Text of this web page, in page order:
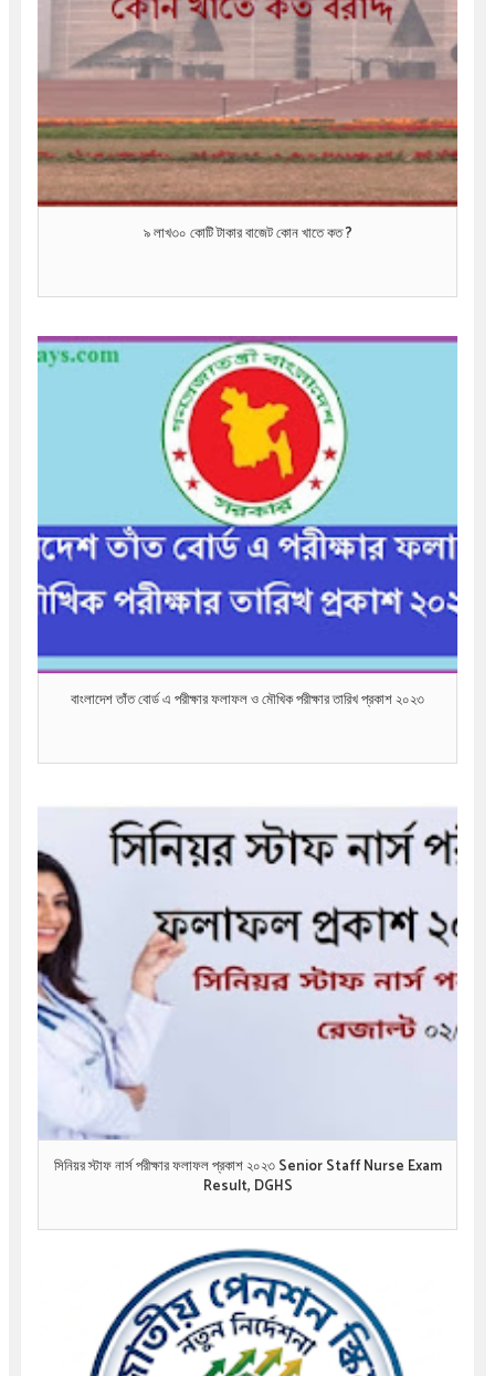
৯ লাখ৩০ কোটি টাকার বাজেট কোন খাতে কত ?
বাংলাদেশ তাঁত বোর্ড এ পরীক্ষার ফলাফল ও মৌখিক পরীক্ষার তারিখ প্রকাশ ২০২৩
সিনিয়র স্টাফ নার্স পরীক্ষার ফলাফল প্রকাশ ২০২৩ Senior Staff Nurse Exam
Result, DGHS